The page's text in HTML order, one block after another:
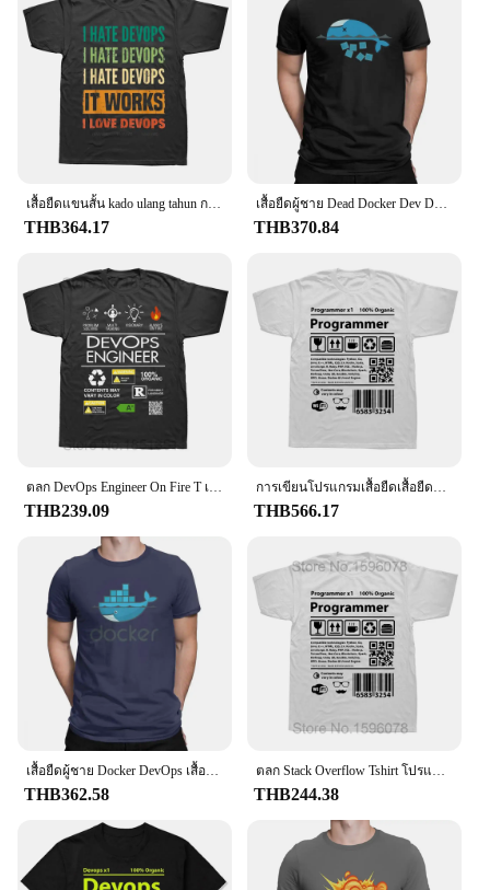
**Tailored for the DEVOPS Professional**
Understanding the unique demands of the DEVOPS
profession, these shirts are specifically tailored to
meet the needs of individuals who require both
functionality and style. The shirts are designed to be
durable and easy to care for, ensuring that they
remain a staple in your wardrobe for years to come.
With wholesale and vendor options available, these
shirts are an excellent choice for businesses looking
to provide their employees with high-quality,
Thermocompression Shirts are not just clothing;
they are an investment in your health, comfort, and
productivity.
เสื้อยืดแขนสั้น kado ulang tahun กราฟิกผ้าคอตตอนเสื้อยืดสไตล์ฤดูร้อนแนวสตรีทแวร์เสื้อยืดลายตลกวิศวกรคอมพิวเตอร์ระบบคลาวด์ฉันเกลียด
THB364.17
เสื้อยืดผู้ชาย Dead Docker Dev DevOps การเขียนโปรแกรมเสื้อขนาดใหญ่ผ้าฝ้าย100เปอร์เซ็นต์
THB370.84
ตลก DevOps Engineer On Fire T เสื้อฤดูร้อนกราฟิกฝ้าย Streetwear แขนสั้น Kado Ulang Tahun เสื้อยืดบุรุษเสื้อผ้า
THB239.09
การเขียนโปรแกรมเสื้อยืดเสื้อยืดวิศวกรซอฟต์แวร์การเขียนโปรแกรมเสื้อยืดเสื้อยืดโปรแกรมเมอร์เสื้อยืดพิมพ์ลายสแต็คแบบตลก
THB566.17
THB362.58 THB244.38